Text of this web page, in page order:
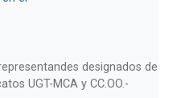
designados de
UGT-MCA y CC.OO.-